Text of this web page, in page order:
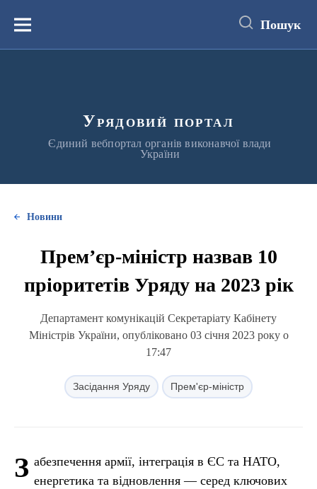
вмістуМеню Пошук
Урядовий портал
Єдиний вебпортал органів виконавчої влади
України
Новини
Прем’єр-міністр назвав 10
пріоритетів Уряду на 2023 рік
Департамент комунікацій Секретаріату Кабінету
Міністрів України, опубліковано 03 січня 2023 року о
17:47
Засідання Уряду Прем'єр-міністр
З абезпечення армії, інтеграція в ЄС та НАТО,
енергетика та відновлення — серед ключових